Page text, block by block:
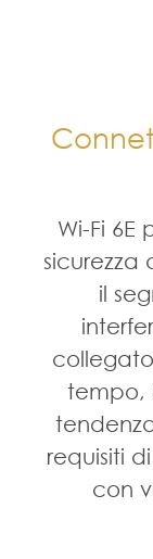
Wi-Fi 6E
sicurezza
il
tempo,
requisiti
con